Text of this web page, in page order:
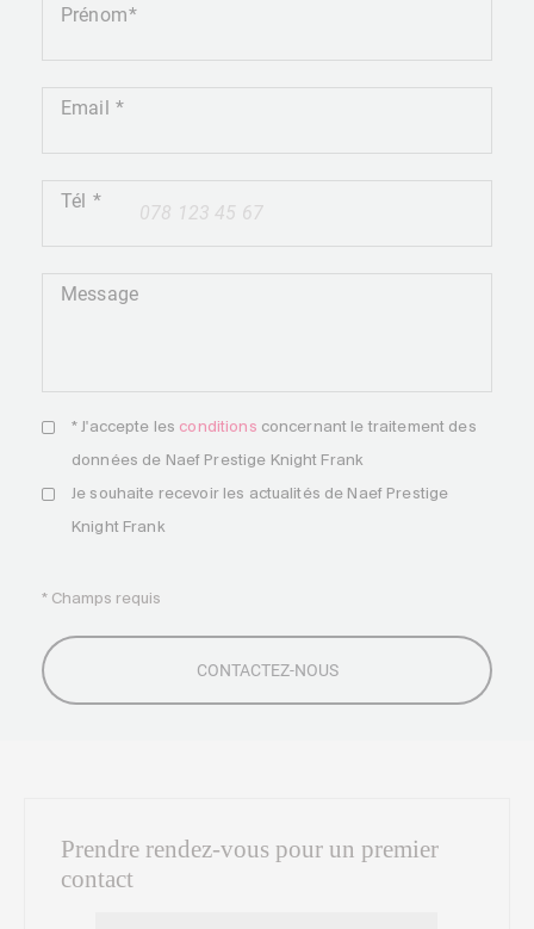
Prénom
Email
+41
Tél
Message
* J'accepte les conditions concernant le traitement des
données de Naef Prestige Knight Frank
Je souhaite recevoir les actualités de Naef Prestige
Knight Frank
* Champs requis
Prendre rendez-vous pour un premier
contact